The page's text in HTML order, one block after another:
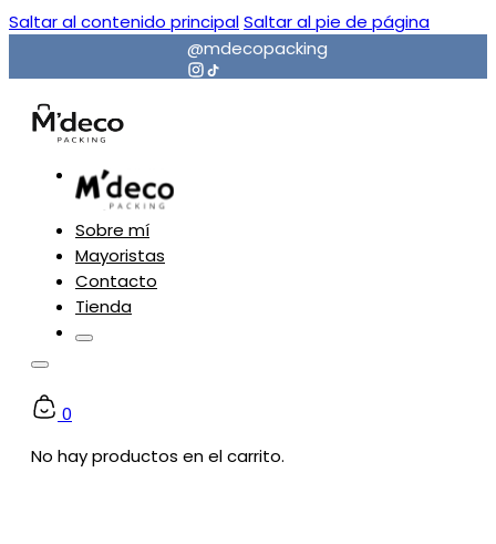
Saltar al contenido principalSaltar al pie de página
@mdecopacking
Sobre mí
Mayoristas
Contacto
Tienda
0
No hay productos en el carrito.